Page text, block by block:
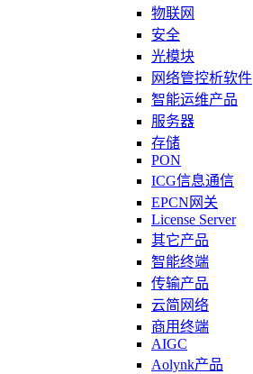
物联网
安全
光模块
网络管控析软件
智能运维产品
服务器
存储
PON
ICG信息通信
EPCN网关
License Server
其它产品
智能终端
传输产品
云简网络
商用终端
AIGC
Aolynk产品